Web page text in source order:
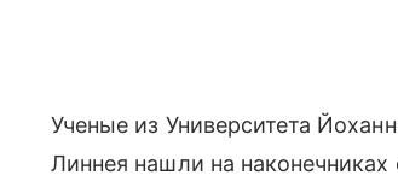
Ученые из Университета
Линнея нашли на наконечниках